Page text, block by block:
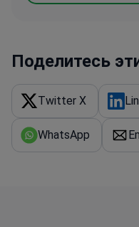
единственная
очень хорошо
это большой позор.
Поделитесь
Twitter X
WhatsApp